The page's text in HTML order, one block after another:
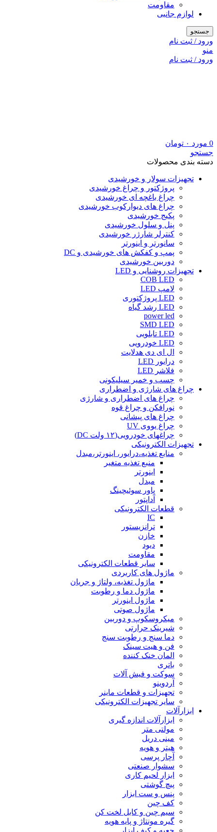
مقاومت
لوازم جانبی
جستجو
ورود / ثبت نام
منو
ورود / ثبت نام
0 مورد ۰ تومان
جستجو
دسته بندی محصولات
تجهیزات سولار و خورشیدی
پروژکتور و چراغ خورشیدی
چراغ باغچه ای خورشیدی
چراغ های دیوارکوب خورشیدی
پکیج خورشیدی
پنل و سلول خورشیدی
کنترلر شارژر خورشیدی
سانورتر و اینورتر
پمپ و کفکش های خورشیدی و DC
دوربین خورشیدی
تجهیزات روشنایی و LED
COB LED
لامپ LED
LED پروژکتوری
LED رشد گیاه
power led
SMD LED
LED تابلویی
LED خودرویی
ال ای دی هدلایت
درایور LED
فلاشر LED
چسب و خمیر سیلیکونی
چراغ های شارژی و اضطراری
چراغ های اضطراری و شارژی
نورافکن و چراغ قوه
چراغ های پیشانی
چراغ یووی UV
چراغهای خودرویی(۱۲ ولت DC)
تجهیزات الکترونیکی
منابع تغذیه،درایور، اینورتر،مبدل
منبع تغذیه متغیر
اینورتر
مبدل
پاور سوئیچینگ
آداپتور
قطعات الکترونیکی
IC
ترانزیستور
خازن
دیود
مقاومت
سایر قطعات الکترونیکی
ماژول های کاربردی
ماژول تغذیه، ولتاژ و جریان
ماژول دما و رطوبت
ماژول اینورتر
ماژول صوتی
میکروسکوپ و دوربین
شیرینک حرارتی
دما سنج و رطوبت سنج
فن و هیت سینک
المان خنک کننده
باتری
سوکت و فیش آلات
آردوینو
تجهیزات و قطعات ماینر
سایر تجهیزات الکترونیکی
ابزارآلات
ابزارآلات اندازه گیری
مولتی متر
مینی دریل
هیتر و هویه
آچار پرسی
سشوار صنعتی
ابزار لحیم کاری
پیچ گوشتی
پنس و ست ابزار
کف چین
سیم چین و کابل لخت کن
گیره مونتاژ و پایه هویه
جعبه و کیف ابزار